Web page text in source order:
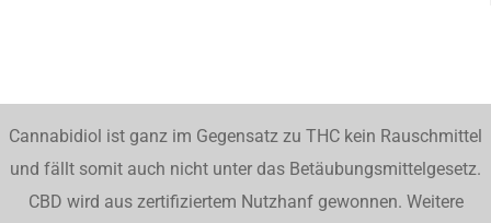
Cannabidiol ist ganz im Gegensatz zu THC kein Rauschmittel
und fällt somit auch nicht unter das Betäubungsmittelgesetz.
CBD wird aus zertifiziertem Nutzhanf gewonnen. Weitere